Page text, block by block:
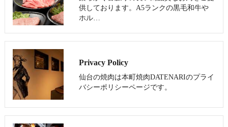
供しております。A5ランクの黒毛和牛や
ホル…
Privacy Policy
仙台の焼肉は本町焼肉DATENARIのプライ
バシーポリシーページです。